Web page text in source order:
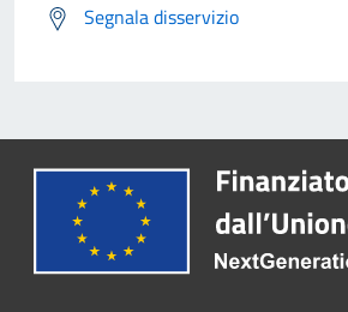
Segnala disservizio